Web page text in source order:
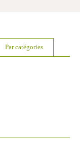
Par catégories